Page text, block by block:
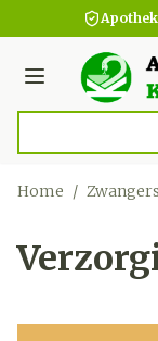
Ga naar de inhoud
Menu
Home /